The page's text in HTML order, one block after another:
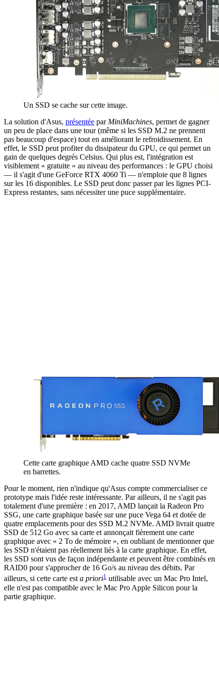
Un SSD se cache sur cette image.
La solution d'Asus, présentée par MiniMachines, permet de gagner
un peu de place dans une tour (même si les SSD M.2 ne prennent
pas beaucoup d'espace) tout en améliorant le refroidissement. En
effet, le SSD peut profiter du dissipateur du GPU, ce qui permet un
gain de quelques degrés Celsius. Qui plus est, l'intégration est
visiblement « gratuite » au niveau des performances : le GPU choisi
— il s'agit d'une GeForce RTX 4060 Ti — n'emploie que 8 lignes
sur les 16 disponibles. Le SSD peut donc passer par les lignes PCI-
Express restantes, sans nécessiter une puce supplémentaire.
Cette carte graphique AMD cache quatre SSD NVMe
en barrettes.
Pour le moment, rien n'indique qu'Asus compte commercialiser ce
prototype mais l'idée reste intéressante. Par ailleurs, il ne s'agit pas
totalement d'une première : en 2017, AMD lançait la Radeon Pro
SSG, une carte graphique basée sur une puce Vega 64 et dotée de
quatre emplacements pour des SSD M.2 NVMe. AMD livrait quatre
SSD de 512 Go avec sa carte et annonçait fièrement une carte
graphique avec « 2 To de mémoire », en oubliant de mentionner que
les SSD n'étaient pas réellement liés à la carte graphique. En effet,
les SSD sont vus de façon indépendante et peuvent être combinés en
RAID0 pour s'approcher de 16 Go/s au niveau des débits. Par
ailleurs, si cette carte esta priori1 utilisable avec un Mac Pro Intel,
elle n'est pas compatible avec le Mac Pro Apple Silicon pour la
partie graphique.